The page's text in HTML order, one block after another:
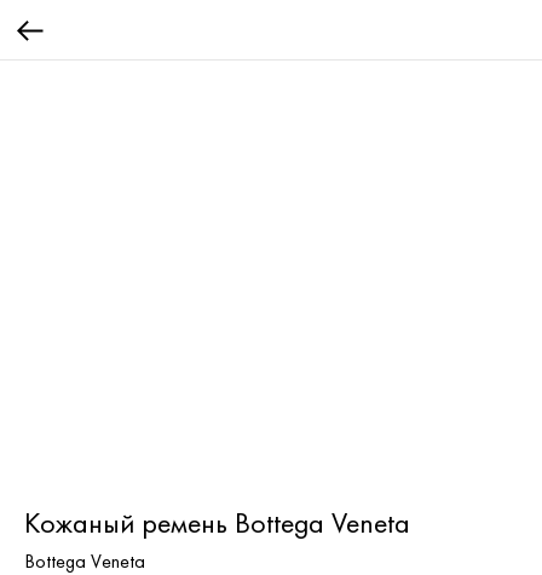
Кожаный ремень Bottega Veneta
Bottega Veneta